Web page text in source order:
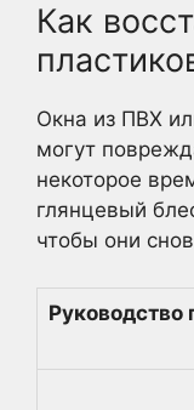
Как
Окна из ПВХ
могут
некоторое
глянцевый
чтобы они
Руководство